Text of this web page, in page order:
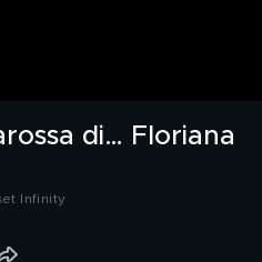
di… Floriana
Infinity